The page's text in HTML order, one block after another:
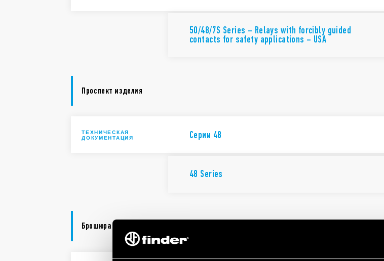
50/48/7S Series – Relays with forcibly guided
contacts for safety applications – USA
Проспект изделия
ТЕХНИЧЕСКАЯ
ДОКУМЕНТАЦИЯ
Cерии 48
48 Series
Брошюра